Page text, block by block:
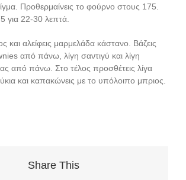
Προθερμαίνεις το φούρνο στους 175.
για 22-30 λεπτά.
και αλείφεις μαρμελάδα κάστανο. Βάζεις
από πάνω, λίγη σαντιγύ και λίγη
από πάνω. Στο τέλος προσθέτεις λίγα
και καπακώνεις με το υπόλοιπο μπριος.
Share This